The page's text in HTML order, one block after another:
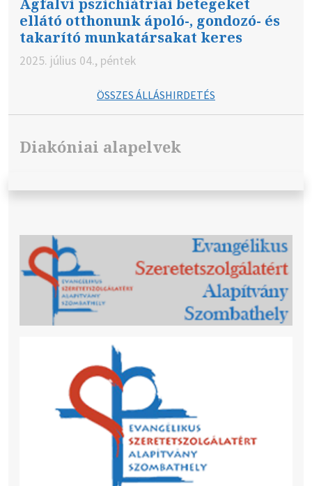
ellátó otthonunk ápoló-, gondozó- és
takarító munkatársakat keres
2025. július 04., péntek
ÖSSZES ÁLLÁSHIRDETÉS
Diakóniai alapelvek